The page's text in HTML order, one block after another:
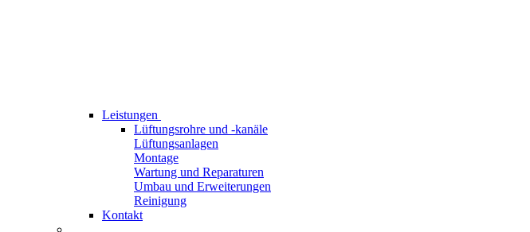
Leistungen
Lüftungsrohre und -kanäle
Lüftungsanlagen
Montage
Wartung und Reparaturen
Umbau und Erweiterungen
Reinigung
Kontakt